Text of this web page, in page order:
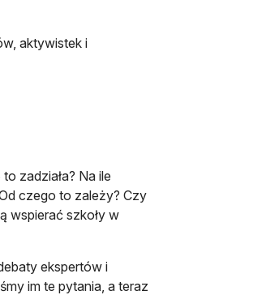
aktywistek i
zadziała? Na ile
czego to zależy? Czy
wspierać szkoły w
ekspertów i
im te pytania, a teraz